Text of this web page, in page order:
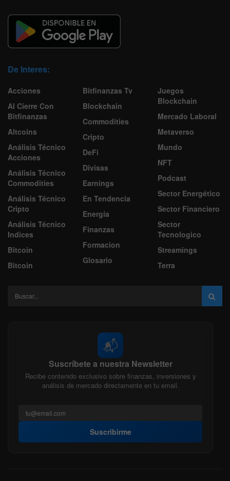
De Interes:
Acciones
Al Cierre Con
Bitfinanzas
Altcoins
Análisis Técnico
Acciones
Análisis Técnico
Commodities
Análisis Técnico
Cripto
Análisis Técnico
Indices
Bitcoin
Bitcoin
Bitfinanzas Tv
Blockchain
Commodities
Cripto
DeFi
Divisas
Earnings
En Tendencia
Energía
Finanzas
Formacion
Glosario
Juegos
Blockchain
Mercado Laboral
Metaverso
Mundo
NFT
Podcast
Sector Energético
Sector Financiero
Sector
Tecnologico
Streamings
Terra
📬
Suscríbete a nuestra Newsletter
Recibe contenido exclusivo sobre finanzas, inversiones y
análisis de mercado directamente en tu email.
Suscribirme